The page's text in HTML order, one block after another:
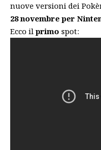
nuove versioni dei
28 novembre per
Ecco ilprimo spot: